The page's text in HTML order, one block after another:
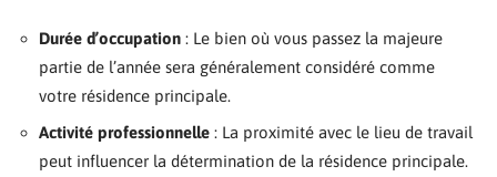
Durée d’occupation : Le bien où vous passez la majeure
partie de l’année sera généralement considéré comme
votre résidence principale.
Activité professionnelle : La proximité avec le lieu de travail
peut influencer la détermination de la résidence principale.